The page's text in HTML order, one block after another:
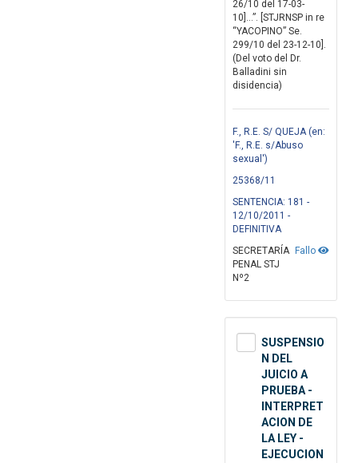
26/10 del 17-03-
10]...”. [STJRNSP in re
“YACOPINO” Se.
299/10 del 23-12-10].
(Del voto del Dr.
Balladini sin
disidencia)
F., R.E. S/ QUEJA (en:
'F., R.E. s/Abuso
sexual')
25368/11
SENTENCIA: 181 -
12/10/2011 -
DEFINITIVA
Fallo
SECRETARÍA
PENAL STJ
Nº2
SUSPENSIO
N DEL
JUICIO A
PRUEBA -
INTERPRET
ACION DE
LA LEY -
EJECUCION